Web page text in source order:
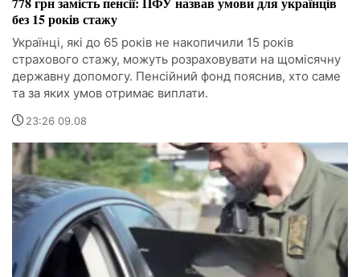
без 15 років стажу
Українці, які до 65 років не накопичили 15 років
страхового стажу, можуть розраховувати на щомісячну
державну допомогу. Пенсійний фонд пояснив, хто саме
та за яких умов отримає виплати.
23:26 09.08